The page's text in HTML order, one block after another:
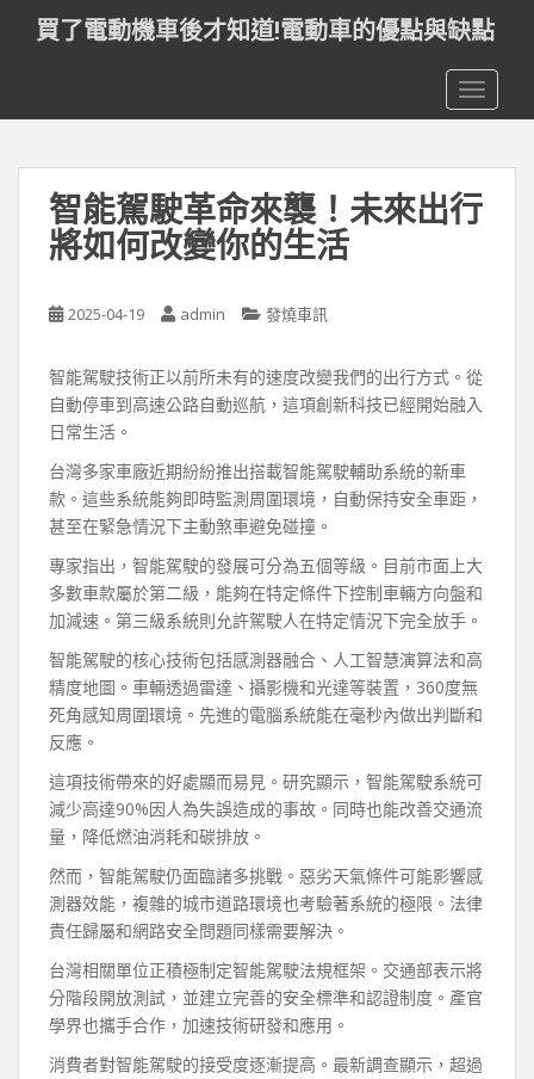
t
買了電動機車後才知道!電動車的優點與缺點
智能駕駛革命來襲！未來出行
將如何改變你的生活
2025-04-19 admin 發燒車訊
智能駕駛技術正以前所未有的速度改變我們的出行方式。從
自動停車到高速公路自動巡航，這項創新科技已經開始融入
日常生活。
台灣多家車廠近期紛紛推出搭載智能駕駛輔助系統的新車
款。這些系統能夠即時監測周圍環境，自動保持安全車距，
甚至在緊急情況下主動煞車避免碰撞。
專家指出，智能駕駛的發展可分為五個等級。目前市面上大
多數車款屬於第二級，能夠在特定條件下控制車輛方向盤和
加減速。第三級系統則允許駕駛人在特定情況下完全放手。
智能駕駛的核心技術包括感測器融合、人工智慧演算法和高
精度地圖。車輛透過雷達、攝影機和光達等裝置，360度無
死角感知周圍環境。先進的電腦系統能在毫秒內做出判斷和
反應。
這項技術帶來的好處顯而易見。研究顯示，智能駕駛系統可
減少高達90%因人為失誤造成的事故。同時也能改善交通流
量，降低燃油消耗和碳排放。
然而，智能駕駛仍面臨諸多挑戰。惡劣天氣條件可能影響感
測器效能，複雜的城市道路環境也考驗著系統的極限。法律
責任歸屬和網路安全問題同樣需要解決。
台灣相關單位正積極制定智能駕駛法規框架。交通部表示將
分階段開放測試，並建立完善的安全標準和認證制度。產官
學界也攜手合作，加速技術研發和應用。
消費者對智能駕駛的接受度逐漸提高。最新調查顯示，超過